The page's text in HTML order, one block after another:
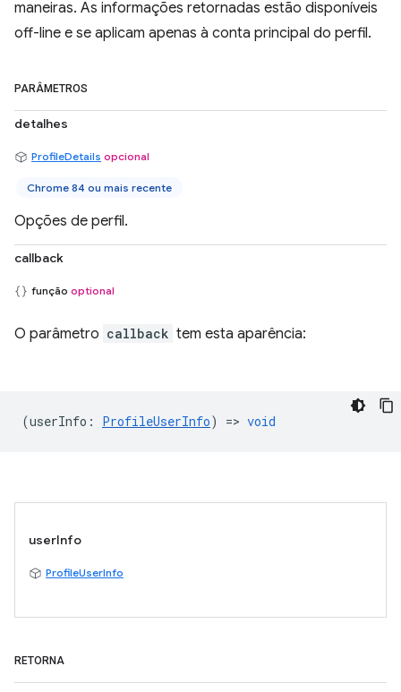
maneiras. As informações retornadas estão disponíveis
off-line e se aplicam apenas à conta principal do perfil.
PARÂMETROS
detalhes
ProfileDetails opcional
Chrome 84 ou mais recente
Opções de perfil.
callback
função optional
O parâmetro callback tem esta aparência:
(userInfo : ProfileUserInfo) => void
userInfo
ProfileUserInfo
RETORNA